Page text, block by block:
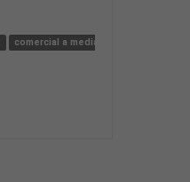
comercial a media jornada